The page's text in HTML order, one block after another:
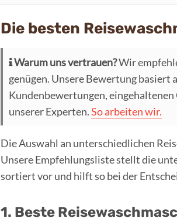
Die besten
Warum uns vertrauen?Wir
genügen. Unsere Bewertung
Kundenbewertungen,
unserer Experten.So arbeiten wir.
Die Auswahl an unterschiedlichen
Unsere Empfehlungsliste stellt die
sortiert vor und hilft so bei der
1. Beste